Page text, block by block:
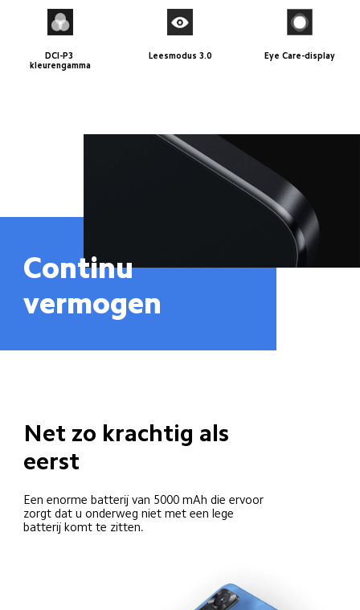
DCI-P3
kleurengamma
Leesmodus 3.0 Eye Care-display
Continu
vermogen
Net zo krachtig als
eerst
Een enorme batterij van 5000 mAh die ervoor
zorgt dat u onderweg niet met een lege
batterij komt te zitten.